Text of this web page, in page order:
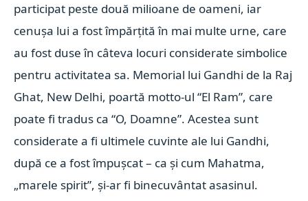
participat peste două milioane de oameni, iar
cenuşa lui a fost împărţită în mai multe urne, care
au fost duse în câteva locuri considerate simbolice
pentru activitatea sa. Memorial lui Gandhi de la Raj
Ghat, New Delhi, poartă motto-ul “El Ram”, care
poate fi tradus ca “O, Doamne”. Acestea sunt
considerate a fi ultimele cuvinte ale lui Gandhi,
după ce a fost împuşcat – ca şi cum Mahatma,
„marele spirit”, şi-ar fi binecuvântat asasinul.